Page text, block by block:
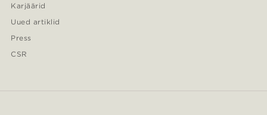
Karjäärid
Uued artiklid
Press
CSR